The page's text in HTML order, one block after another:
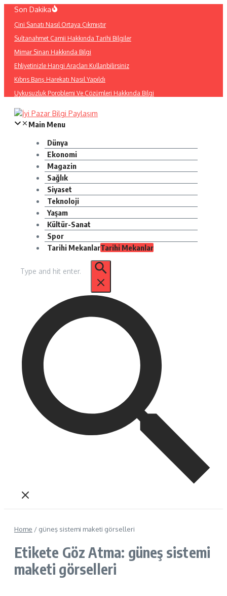
İçeriğe
Son Dakika
Çini Sanatı Nasıl Ortaya Çıkmıştır
Sultanahmet Camii Hakkında Tarihi Bilgiler
Mimar Sinan Hakkında Bilgi
Ehliyetinizle Hangi Araçları Kullanbilirsiniz
Kıbrıs Barış Harekatı Nasıl Yapıldı
Uykusuzluk Poroblemi Ve Çözümleri Hakkında Bilgi
Main Menu
Dünya
Ekonomi
Magazin
Sağlık
Siyaset
Teknoloji
Yaşam
Kültür-Sanat
Spor
Tarihi MekanlarTarihi Mekanlar
Home / güneş sistemi maketi görselleri
Etikete Göz Atma: güneş sistemi
maketi görselleri